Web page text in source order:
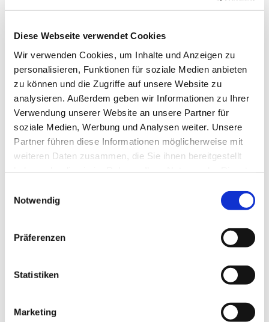
Diese Webseite verwendet Cookies
Wir verwenden Cookies, um Inhalte und Anzeigen zu
personalisieren, Funktionen für soziale Medien anbieten
zu können und die Zugriffe auf unsere Website zu
analysieren. Außerdem geben wir Informationen zu Ihrer
Verwendung unserer Website an unsere Partner für
soziale Medien, Werbung und Analysen weiter. Unsere
Partner führen diese Informationen möglicherweise mit
weiteren Daten zusammen, die Sie ihnen bereitgestellt
Notwendig
Präferenzen
Statistiken
Marketing
Montag, 31. Mai 2027, 16:00 Uhr
Dies könnte Sie auch